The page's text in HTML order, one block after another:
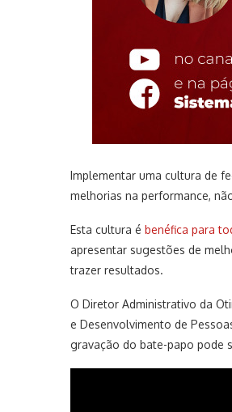
Implementar uma cultura de
melhorias na performance,
Esta cultura é benéfica para
apresentar sugestões de
trazer resultados.
O Diretor Administrativo da
e Desenvolvimento de
gravação do bate-papo pode